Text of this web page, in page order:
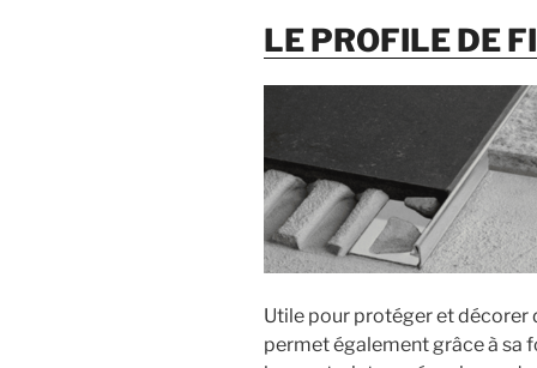
LE PROFILE DE
Utile pour protéger et décorer
permet également grâce à sa